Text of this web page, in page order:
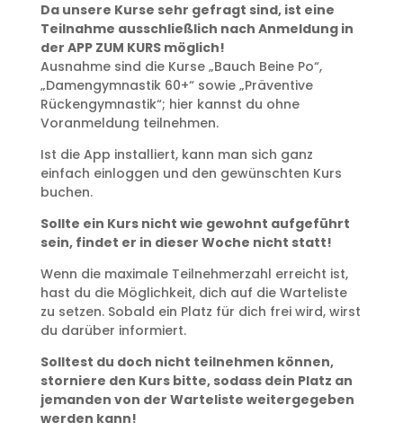
Da unsere Kurse sehr gefragt sind, ist eine
Teilnahme ausschließlich nach Anmeldung in
der APP ZUM KURS möglich!
Ausnahme sind die Kurse „Bauch Beine Po“,
„Damengymnastik 60+“ sowie „Präventive
Rückengymnastik“; hier kannst du ohne
Voranmeldung teilnehmen.
Ist die App installiert, kann man sich ganz
einfach einloggen und den gewünschten Kurs
buchen.
Sollte ein Kurs nicht wie gewohnt aufgeführt
sein, findet er in dieser Woche nicht statt!
Wenn die maximale Teilnehmerzahl erreicht ist,
hast du die Möglichkeit, dich auf die Warteliste
zu setzen. Sobald ein Platz für dich frei wird, wirst
du darüber informiert.
Solltest du doch nicht teilnehmen können,
storniere den Kurs bitte, sodass dein Platz an
jemanden von der Warteliste weitergegeben
werden kann!